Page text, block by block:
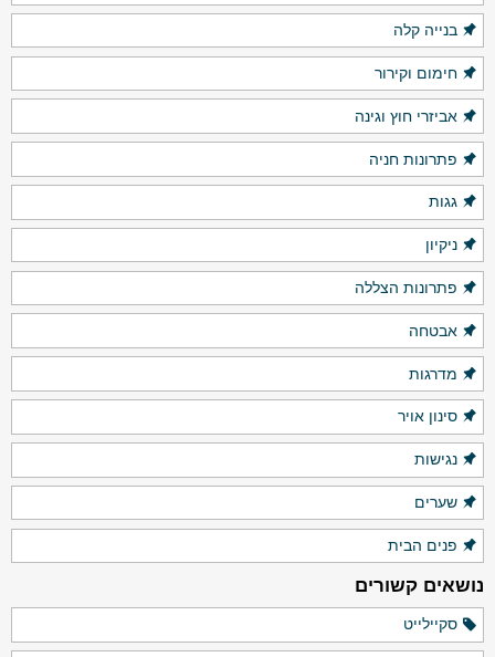
בנייה קלה
חימום וקירור
אביזרי חוץ וגינה
פתרונות חניה
גגות
ניקיון
פתרונות הצללה
אבטחה
מדרגות
סינון אויר
נגישות
שערים
פנים הבית
נושאים קשורים
סקיילייט